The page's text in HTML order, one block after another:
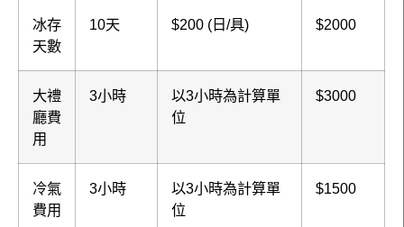
冰存
天數
10天 $200 (日/具) $2000
大禮
廳費
用
3小時
以3小時為計算單
位
$3000
冷氣
費用
3小時
以3小時為計算單
位
$1500